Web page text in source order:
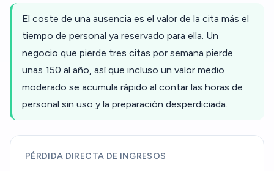
El coste de una ausencia es el valor de la cita más el
tiempo de personal ya reservado para ella. Un
negocio que pierde tres citas por semana pierde
unas 150 al año, así que incluso un valor medio
moderado se acumula rápido al contar las horas de
personal sin uso y la preparación desperdiciada.
PÉRDIDA DIRECTA DE INGRESOS